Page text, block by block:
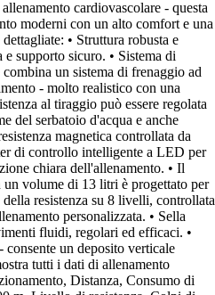
cardiovascolare - questa
moderni con un alto comfort e una
• Struttura robusta e
supporto sicuro. • Sistema di
un sistema di frenaggio ad
- molto realistico con una
al tiraggio può essere regolata
del serbatoio d'acqua e anche
magnetica controllata da
di controllo intelligente a LED per
chiara dell'allenamento. • Il
un volume di 13 litri è progettato per
resistenza su 8 livelli, controllata
personalizzata. • Sella
fluidi, regolari ed efficaci. •
un deposito verticale
tutti i dati di allenamento
Distanza, Consumo di